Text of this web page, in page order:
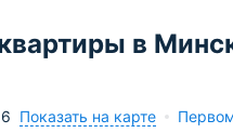
в
Показать на карте